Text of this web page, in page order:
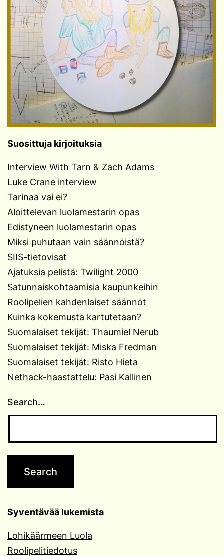
Suosittuja kirjoituksia
Interview With Tarn & Zach Adams
Luke Crane interview
Tarinaa vai ei?
Aloittelevan luolamestarin opas
Edistyneen luolamestarin opas
Miksi puhutaan vain säännöistä?
SIIS-tietovisat
Ajatuksia pelistä: Twilight 2000
Satunnaiskohtaamisia kaupunkeihin
Roolipelien kahdenlaiset säännöt
Kuinka kokemusta kartutetaan?
Suomalaiset tekijät: Thaumiel Nerub
Suomalaiset tekijät: Miska Fredman
Suomalaiset tekijät: Risto Hieta
Nethack-haastattelu: Pasi Kallinen
Search…
Syventävää lukemista
Lohikäärmeen Luola
Roolipelitiedotus